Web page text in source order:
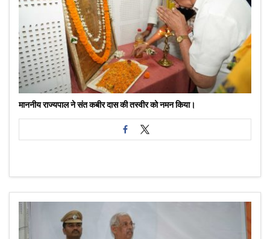
माननीय राज्यपाल ने संत कबीर दास की तस्वीर को नमन किया।